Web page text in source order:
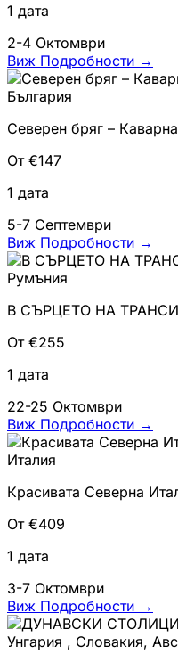
1 дата
2-4 Октомври
Виж Подробности →
България
Северен бряг –
От €147
1 дата
5-7 Септември
Виж Подробности →
Румъния
В СЪРЦЕТО НА
От €255
1 дата
22-25 Октомври
Виж Подробности →
Италия
Красивата Северна
От €409
1 дата
3-7 Октомври
Виж Подробности →
Унгария , Словакия,